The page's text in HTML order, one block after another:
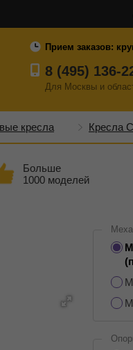
Прием заказов:
8 (495) 136-
Для Москвы и
кресла Кресла
Больше
1000 моделей